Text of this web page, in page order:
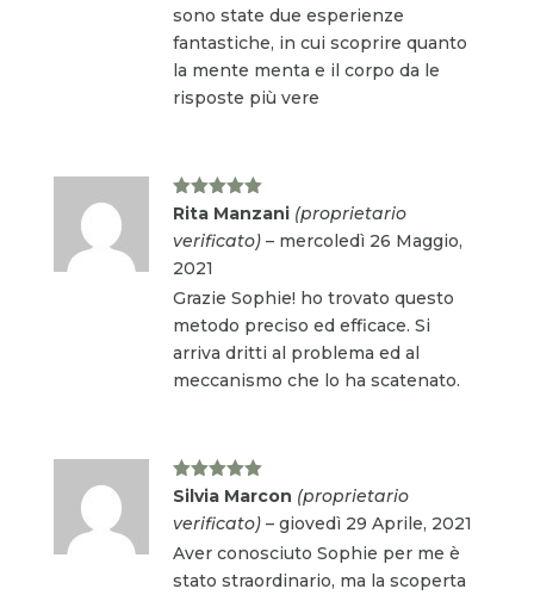
sono state due esperienze
fantastiche, in cui scoprire quanto
la mente menta e il corpo da le
risposte più vere
Valutato5
Rita Manzani (proprietario
verificato) – mercoledì 26 Maggio,
2021
Grazie Sophie! ho trovato questo
metodo preciso ed efficace. Si
arriva dritti al problema ed al
meccanismo che lo ha scatenato.
Valutato5
Silvia Marcon (proprietario
verificato) – giovedì 29 Aprile, 2021
Aver conosciuto Sophie per me è
stato straordinario, ma la scoperta